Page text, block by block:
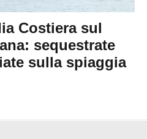
Costiera sul
sequestrate
sulla spiaggia